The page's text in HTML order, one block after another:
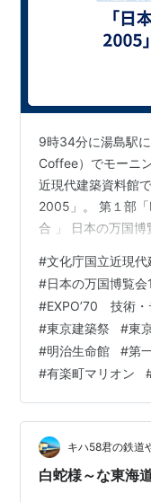
9時34分に湯島駅
Coffee）でモーニ
近現代建築資料館
2005」。 第１部「
合 」 日本の万国
めて展示する展覧
条約（BIE条約）に
博覧会を指す。 そ
めのもので、1889
および展望台とし
#文化庁国立近現
#日本の万国博覧
#EXPO’70 技術・
#東京建築祭 #東
#明治生命館 #第
#有楽町マリオン
キハ58君の鉄道
白蛇様～な東海